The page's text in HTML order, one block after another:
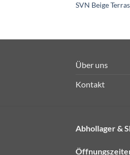
SVN Beige
Über uns
Kontakt
Abhollager &